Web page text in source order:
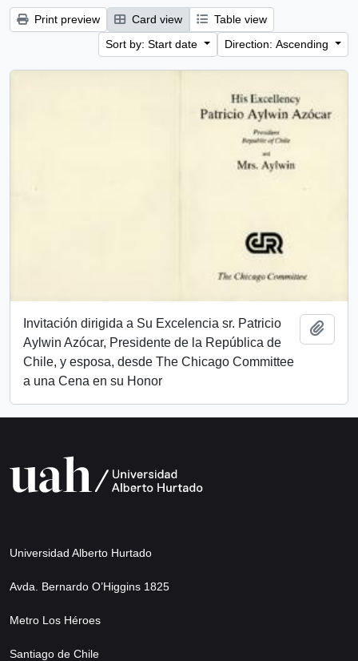
Print preview Card view
Table view
Sort by: Start date
Direction: Ascending
Invitación dirigida a Su Excelencia sr. Patricio
Aylwin Azócar, Presidente de la República de
Chile, y esposa, desde The Chicago Committee
a una Cena en su Honor
Universidad Alberto Hurtado
Avda. Bernardo O’Higgins 1825
Metro Los Héroes
Santiago de Chile